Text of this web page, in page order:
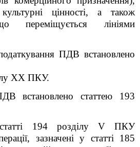
цінності, а також
переміщується лініями
ПДВ встановлено
XX ПКУ.
встановлено статтею 193
194 розділу VПКУ
зазначені у статті 185